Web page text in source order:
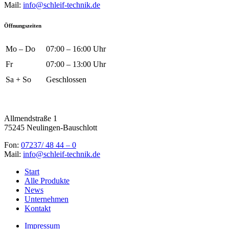
Mail: info@schleif-technik.de
Öffnungszeiten
Mo – Do
07:00 – 16:00 Uhr
Fr
07:00 – 13:00 Uhr
Sa + So
Geschlossen
Allmendstraße 1
75245 Neulingen-Bauschlott
Fon: 07237/ 48 44 – 0
Mail: info@schleif-technik.de
Start
Alle Produkte
News
Unternehmen
Kontakt
Impressum